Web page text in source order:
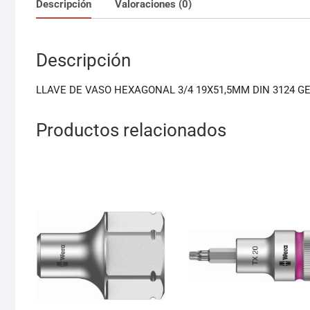
Descripción Valoraciones (0)
Descripción
LLAVE DE VASO HEXAGONAL 3/4 19X51,5MM DIN 3124
Productos relacionados